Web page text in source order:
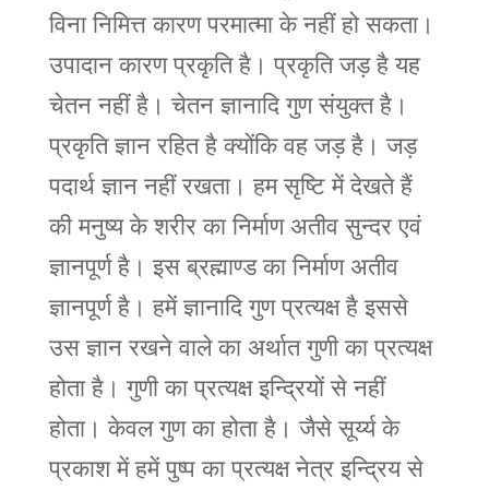
विना निमित्त कारण परमात्मा के नहीं हो सकता।
उपादान कारण प्रकृति है। प्रकृति जड़ है यह
चेतन नहीं है। चेतन ज्ञानादि गुण संयुक्त है।
प्रकृति ज्ञान रहित है क्योंकि वह जड़ है। जड़
पदार्थ ज्ञान नहीं रखता। हम सृष्टि में देखते हैं
की मनुष्य के शरीर का निर्माण अतीव सुन्दर एवं
ज्ञानपूर्ण है। इस ब्रह्माण्ड का निर्माण अतीव
ज्ञानपूर्ण है। हमें ज्ञानादि गुण प्रत्यक्ष है इससे
उस ज्ञान रखने वाले का अर्थात गुणी का प्रत्यक्ष
होता है। गुणी का प्रत्यक्ष इन्द्रियों से नहीं
होता। केवल गुण का होता है। जैसे सूर्य्य के
प्रकाश में हमें पुष्प का प्रत्यक्ष नेत्र इन्द्रिय से